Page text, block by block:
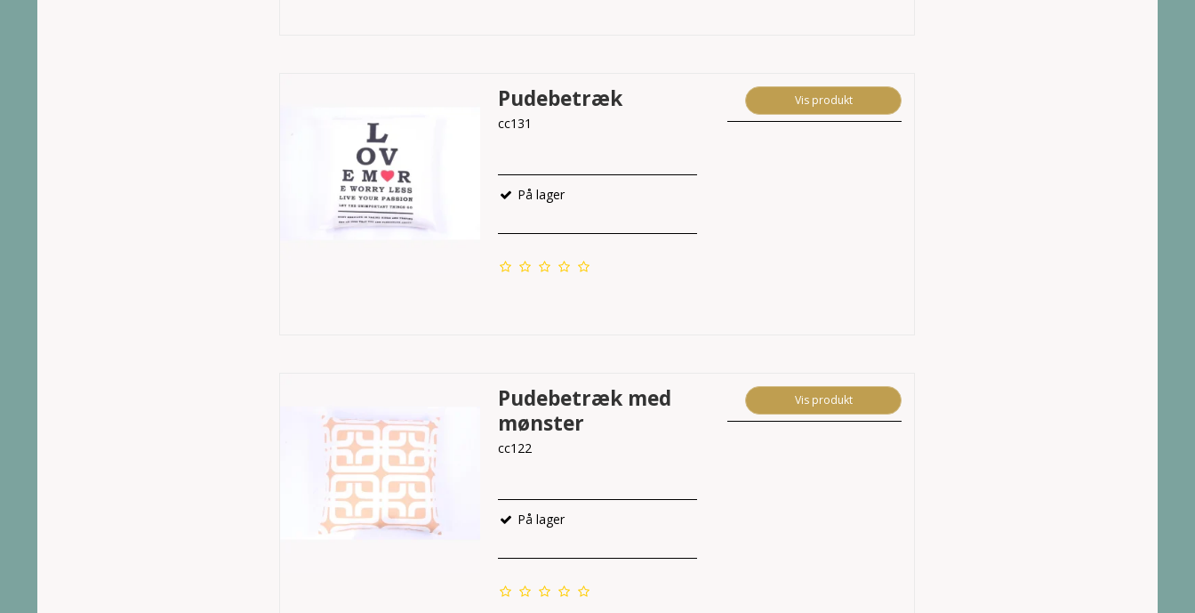
Pudebetræk
cc131
På lager
Vis produkt
Pudebetræk med
mønster
cc122
På lager
Vis produkt